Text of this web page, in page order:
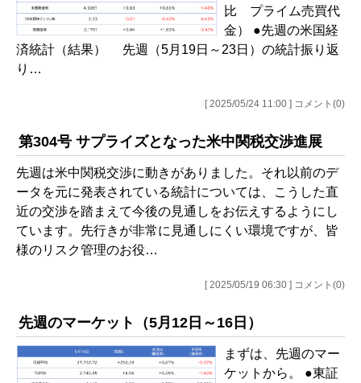
比 プライム売買代
金） ●先週の米国経
済統計（結果） 先週（5月19日～23日）の統計振り返
り…
[ 2025/05/24 11:00 ] コメント(0)
第304号 サプライズとなった米中関税交渉進展
先週は米中関税交渉に動きがありました。それ以前のデ
ータを元に発表されている統計については、こうした直
近の交渉を踏まえて今後の見通しをお伝えするようにし
ています。先行きが非常に見通しにくい環境ですが、皆
様のリスク管理のお役…
[ 2025/05/19 06:30 ] コメント(0)
先週のマーケット（5月12日～16日）
まずは、先週のマー
ケットから。 ●東証